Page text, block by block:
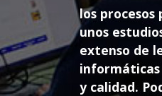
los
unos
extenso de
y calidad.